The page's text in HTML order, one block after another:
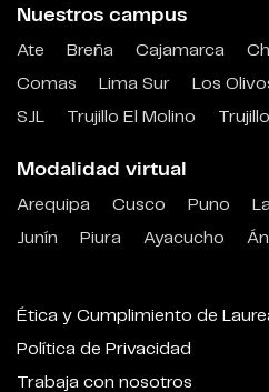
Nuestros campus
Ate Breña Cajamarca
Comas
Lima Sur
Los
SJL
Trujillo El Molino
Modalidad virtual
Arequipa Cusco Puno
Junín
Piura Ayacucho
Ética y Cumplimiento de
Política de Privacidad
Trabaja con nosotros